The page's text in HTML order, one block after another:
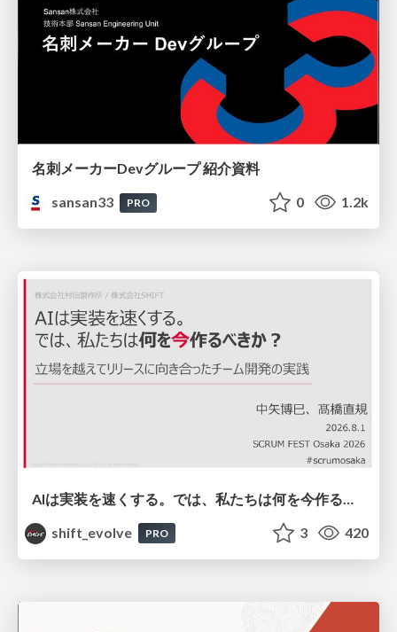
名刺メーカーDevグループ 紹介資料
sansan33
PRO 0 1.2k
shift_evolve
PRO 3 420